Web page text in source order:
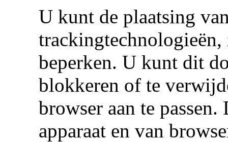
U kunt de plaatsing
beperken. U kunt dit
blokkeren of te
browser aan te
apparaat en van